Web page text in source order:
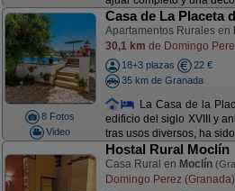
8 Fotos
Video
Casa de La Placeta
Apartamentos Rurales en
30,1 km de Domingo
18+3 plazas
22 €
35 km de Granada
La Casa de la
edificio del siglo XVIII y
tras usos diversos, ha
Hostal Rural Moclín
Casa Rural en Moclín
Domingo Perez (Granada)